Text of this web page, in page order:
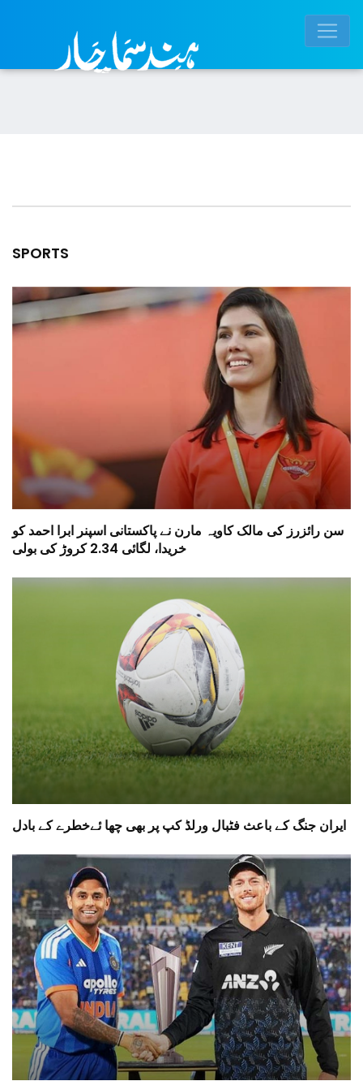
SPORTS
سن رائزرز کی مالک کاویہ مارن نے پاکستانی اسپنر ابرا احمد کو
خریدا، لگائی 2.34 کروڑ کی بولی
ایران جنگ کے باعث فٹبال ورلڈ کپ پر بھی چھا ئےخطرے کے بادل